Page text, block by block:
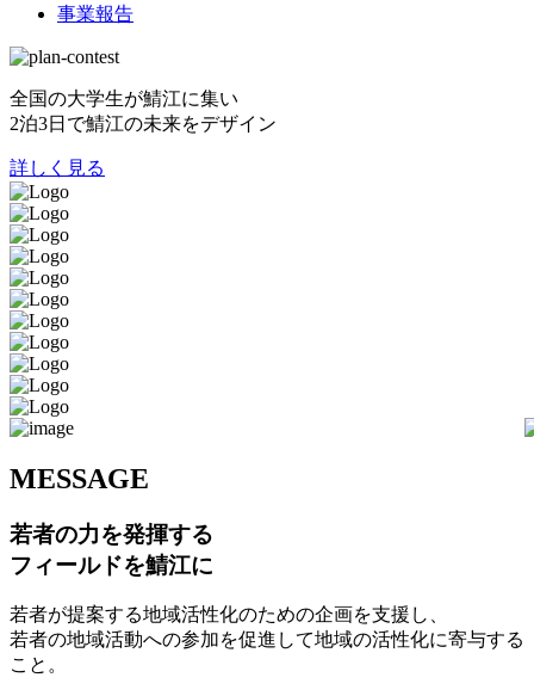
事業報告
全国の大学生が鯖江に集い
2泊3日で鯖江の未来をデザイン
詳しく見る
MESSAGE
若者の力を発揮する
フィールドを鯖江に
若者が提案する地域活性化のための企画を支援し、
若者の地域活動への参加を促進して地域の活性化に寄与する
こと。